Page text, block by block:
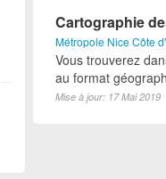
Cartographie
Métropole Nice Côte
Vous trouverez
au format
Mise à jour: 17 Mai 2019